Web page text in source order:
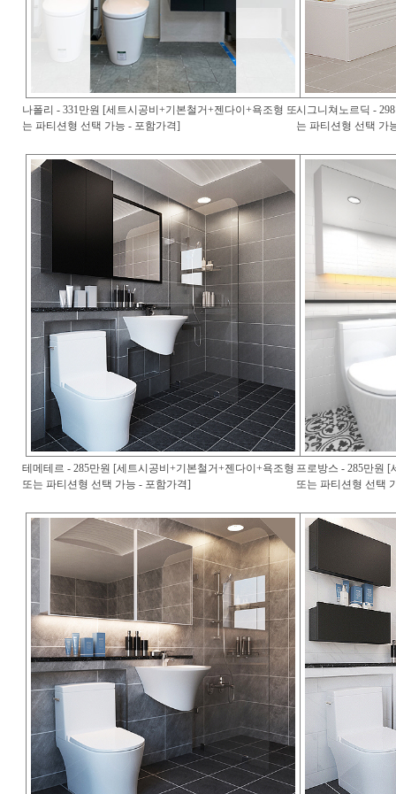
나폴리 - 331만원 [세트시공비+기본철거+젠다이+욕조형 또
는 파티션형 선택 가능 - 포함가격]
시그니쳐노르딕 -
는 파티션형 선택 가
테메테르 - 285만원 [세트시공비+기본철거+젠다이+욕조형
또는 파티션형 선택 가능 - 포함가격]
프로방스 - 285만원
또는 파티션형 선택